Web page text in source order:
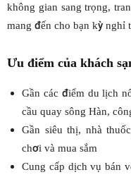
không gian sang trọng,
mang đến cho bạn kỳ nghỉ
Ưu điểm của khách
Gần các điểm du lịch
cầu quay sông Hàn,
Gần siêu thị, nhà
chơi và mua sắm
Cung cấp dịch vụ bán